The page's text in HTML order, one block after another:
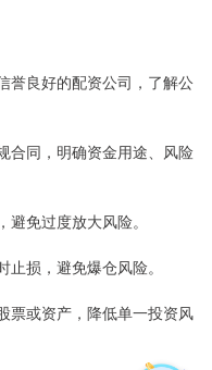
誉良好的配资公司，了解公
合同，明确资金用途、风险
免过度放大风险。
损，避免爆仓风险。
票或资产，降低单一投资风